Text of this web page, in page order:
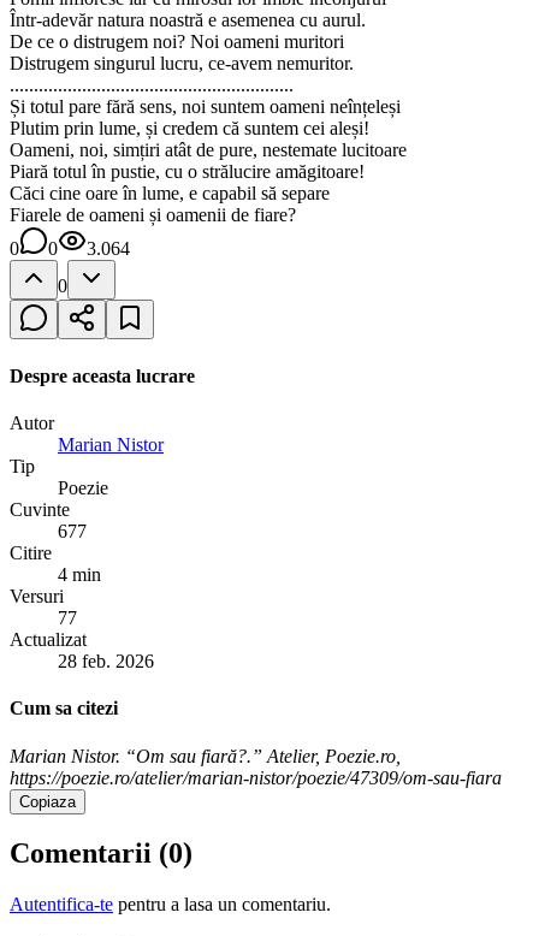
Într-adevăr natura noastră e asemenea cu aurul.
De ce o distrugem noi? Noi oameni muritori
Distrugem singurul lucru, ce-avem nemuritor.
...........................................................
Și totul pare fără sens, noi suntem oameni neînțeleși
Plutim prin lume, și credem că suntem cei aleși!
Oameni, noi, simțiri atât de pure, nestemate lucitoare
Piară totul în pustie, cu o strălucire amăgitoare!
Căci cine oare în lume, e capabil să separe
Fiarele de oameni și oamenii de fiare?
0
0
3.064
0
Despre aceasta lucrare
Autor
Marian Nistor
Tip
Poezie
Cuvinte
677
Citire
4 min
Versuri
77
Actualizat
28 feb. 2026
Cum sa citezi
Marian Nistor. “Om sau fiară?.” Atelier, Poezie.ro,
https://poezie.ro/atelier/marian-nistor/poezie/47309/om-sau-fiara
Copiaza
Comentarii (0)
Autentifica-te pentru a lasa un comentariu.